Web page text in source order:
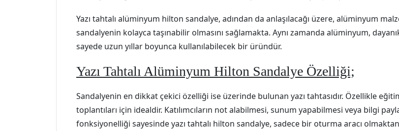
Yazı tahtalı alüminyum hilton sandalye, adından da anlaşılacağı üzere, alüminyum
sandalyenin kolayca taşınabilir olmasını sağlamakta. Aynı zamanda alüminyum,
sayede uzun yıllar boyunca kullanılabilecek bir üründür.
Yazı Tahtalı Alüminyum Hilton Sandalye Özelliği;
Sandalyenin en dikkat çekici özelliği ise üzerinde bulunan yazı tahtasıdır. Özellikle
toplantıları için idealdir. Katılımcıların not alabilmesi, sunum yapabilmesi veya bilgi
fonksiyonelliği sayesinde yazı tahtalı hilton sandalye, sadece bir oturma aracı